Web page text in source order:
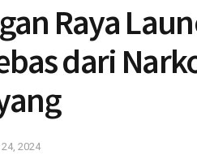
Raya
dari
2024